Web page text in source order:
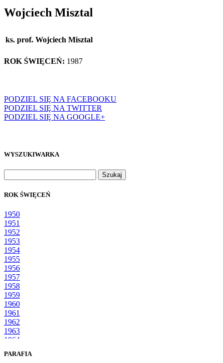
Wojciech Misztal
ks. prof. Wojciech Misztal
ROK ŚWIĘCEŃ: 1987
PODZIEL SIĘ NA FACEBOOKU
PODZIEL SIĘ NA TWITTER
PODZIEL SIĘ NA GOOGLE+
WYSZUKIWARKA
ROK ŚWIĘCEŃ
1950
1951
1952
1953
1954
1955
1956
1957
1958
1959
1960
1961
1962
1963
1964
1966
PARAFIA